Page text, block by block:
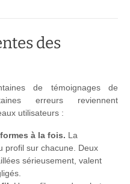
des
de témoignages de
erreurs reviennent
utilisateurs :
à la fois. La
profil sur chacune. Deux
sérieusement, valent